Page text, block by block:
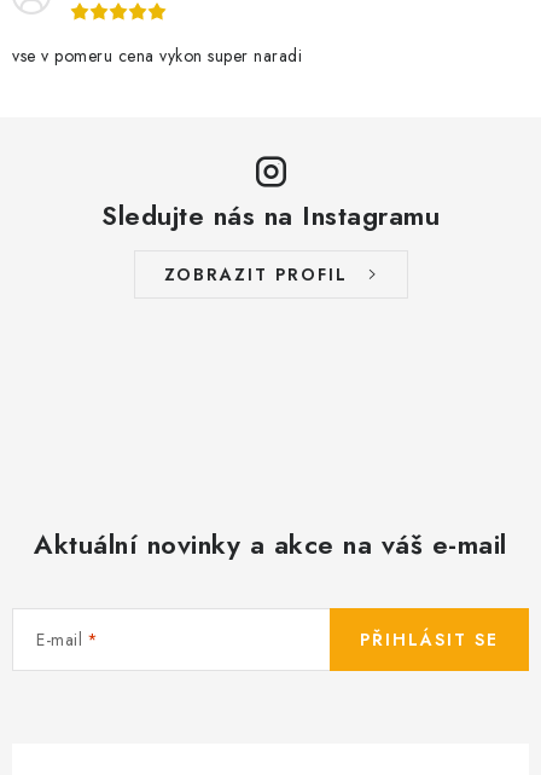
vse v pomeru cena vykon super naradi
Sledujte nás na Instagramu
ZOBRAZIT PROFIL
Aktuální novinky a akce na váš e-mail
E-mail PŘIHLÁSIT SE